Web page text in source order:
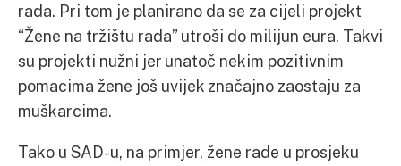
rada. Pri tom je planirano da se za cijeli projekt
“Žene na tržištu rada” utroši do milijun eura. Takvi
su projekti nužni jer unatoč nekim pozitivnim
pomacima žene još uvijek značajno zaostaju za
muškarcima.
Tako u SAD-u, na primjer, žene rade u prosjeku